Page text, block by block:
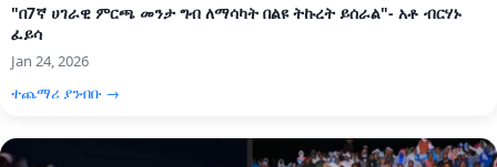
"በ7ኛ ሀገራዊ ምርጫ መንታ ግብ ለማሳካት በልዩ ትኩረት ይሰራል"- አቶ ብርሃኑ
ፈይሳ
Jan 24, 2026
ተጨማሪ ያንብቡ →